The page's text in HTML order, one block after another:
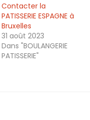
Contacter la
PATISSERIE ESPAGNE à
Bruxelles
31 août 2023
Dans "BOULANGERIE
PATISSERIE"